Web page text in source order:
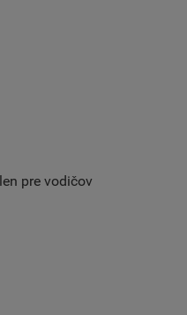
pre vodičov